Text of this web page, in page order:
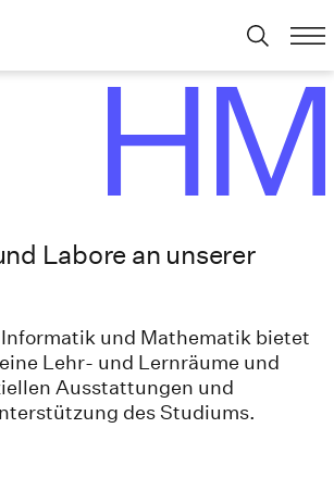
Labore an unserer
und Mathematik bietet
Lehr- und Lernräume und
Ausstattungen und
des Studiums.